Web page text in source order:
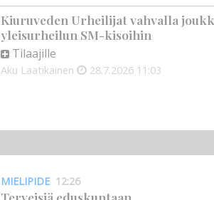
Kiuruveden Urheilijat vahvalla
yleisurheilun SM-kisoihin
Tilaajille
Aku Laatikainen 28.7.2026 11:03
MIELIPIDE 12:26
Terveisiä eduskuntaan